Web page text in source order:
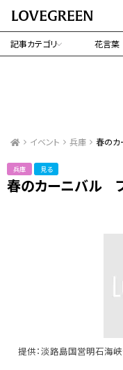
記事カテゴリ 花言葉
イベント 兵庫 春のカ
兵庫 見る
春のカーニバル
提供：淡路島国営明石海